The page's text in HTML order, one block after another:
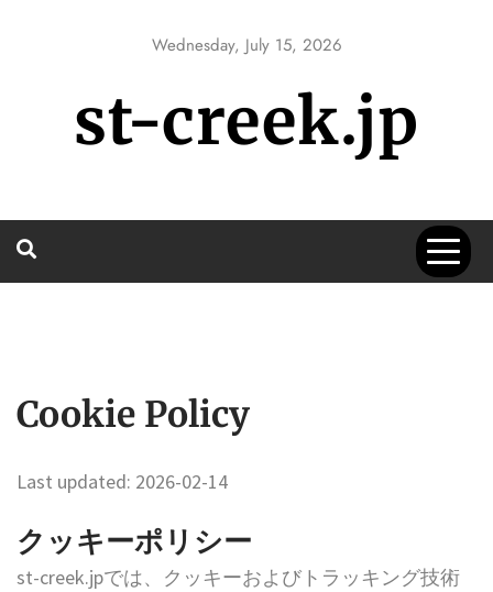
Wednesday, July 15, 2026
st-creek.jp
Cookie Policy
Last updated: 2026-02-14
クッキーポリシー
st-creek.jpでは、クッキーおよびトラッキング技術